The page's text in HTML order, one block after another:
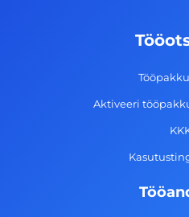
-
g
r
a
m
Aktiveeri